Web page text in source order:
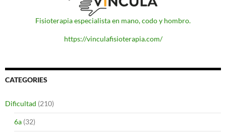
Fisioterapia especialista en mano, codo y hombro.
https://vinculafisioterapia.com/
CATEGORIES
Dificultad (210)
6a (32)